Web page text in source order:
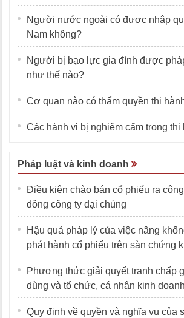
Người nước ngoài có được nhập
Nam không?
Người bị bạo lực gia đình được
như thế nào?
Cơ quan nào có thẩm quyền thi
Các hành vi bị nghiêm cấm trong
Pháp luật và kinh doanh
Điều kiện chào bán cổ phiếu ra
đông công ty đại chúng
Hậu quả pháp lý của việc nâng
phát hành cổ phiếu trên sàn chứng
Phương thức giải quyết tranh chấp
dùng và tổ chức, cá nhân kinh doanh
Quy định về quyền và nghĩa vụ của